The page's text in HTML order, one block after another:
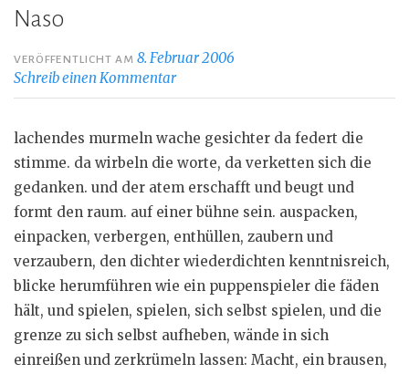
Naso
VERÖFFENTLICHT AM8. Februar 2006
Schreib einen Kommentar
lachendes murmeln wache gesichter da federt die
stimme. da wirbeln die worte, da verketten sich die
gedanken. und der atem erschafft und beugt und
formt den raum. auf einer bühne sein. auspacken,
einpacken, verbergen, enthüllen, zaubern und
verzaubern, den dichter wiederdichten kenntnisreich,
blicke herumführen wie ein puppenspieler die fäden
hält, und spielen, spielen, sich selbst spielen, und die
grenze zu sich selbst aufheben, wände in sich
einreißen und zerkrümeln lassen: Macht, ein brausen,